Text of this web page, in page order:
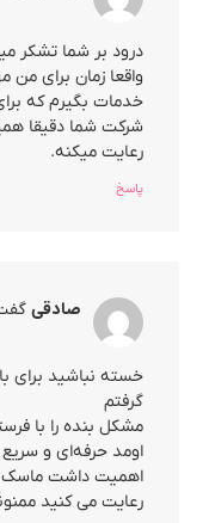
درود بر شما تشکر
واقعا زمان برای من
خدمات بگیرم که
شرکت شما دقیقا
رعایت میکنه.
پاسخ
صادقی گفت:
خسته نباشید برای
گرفتم
مشکل بنده را با
اومد حرفه‌ای و سریع
اهمیت داشت ماسک
رعایت می کنید ممنونم